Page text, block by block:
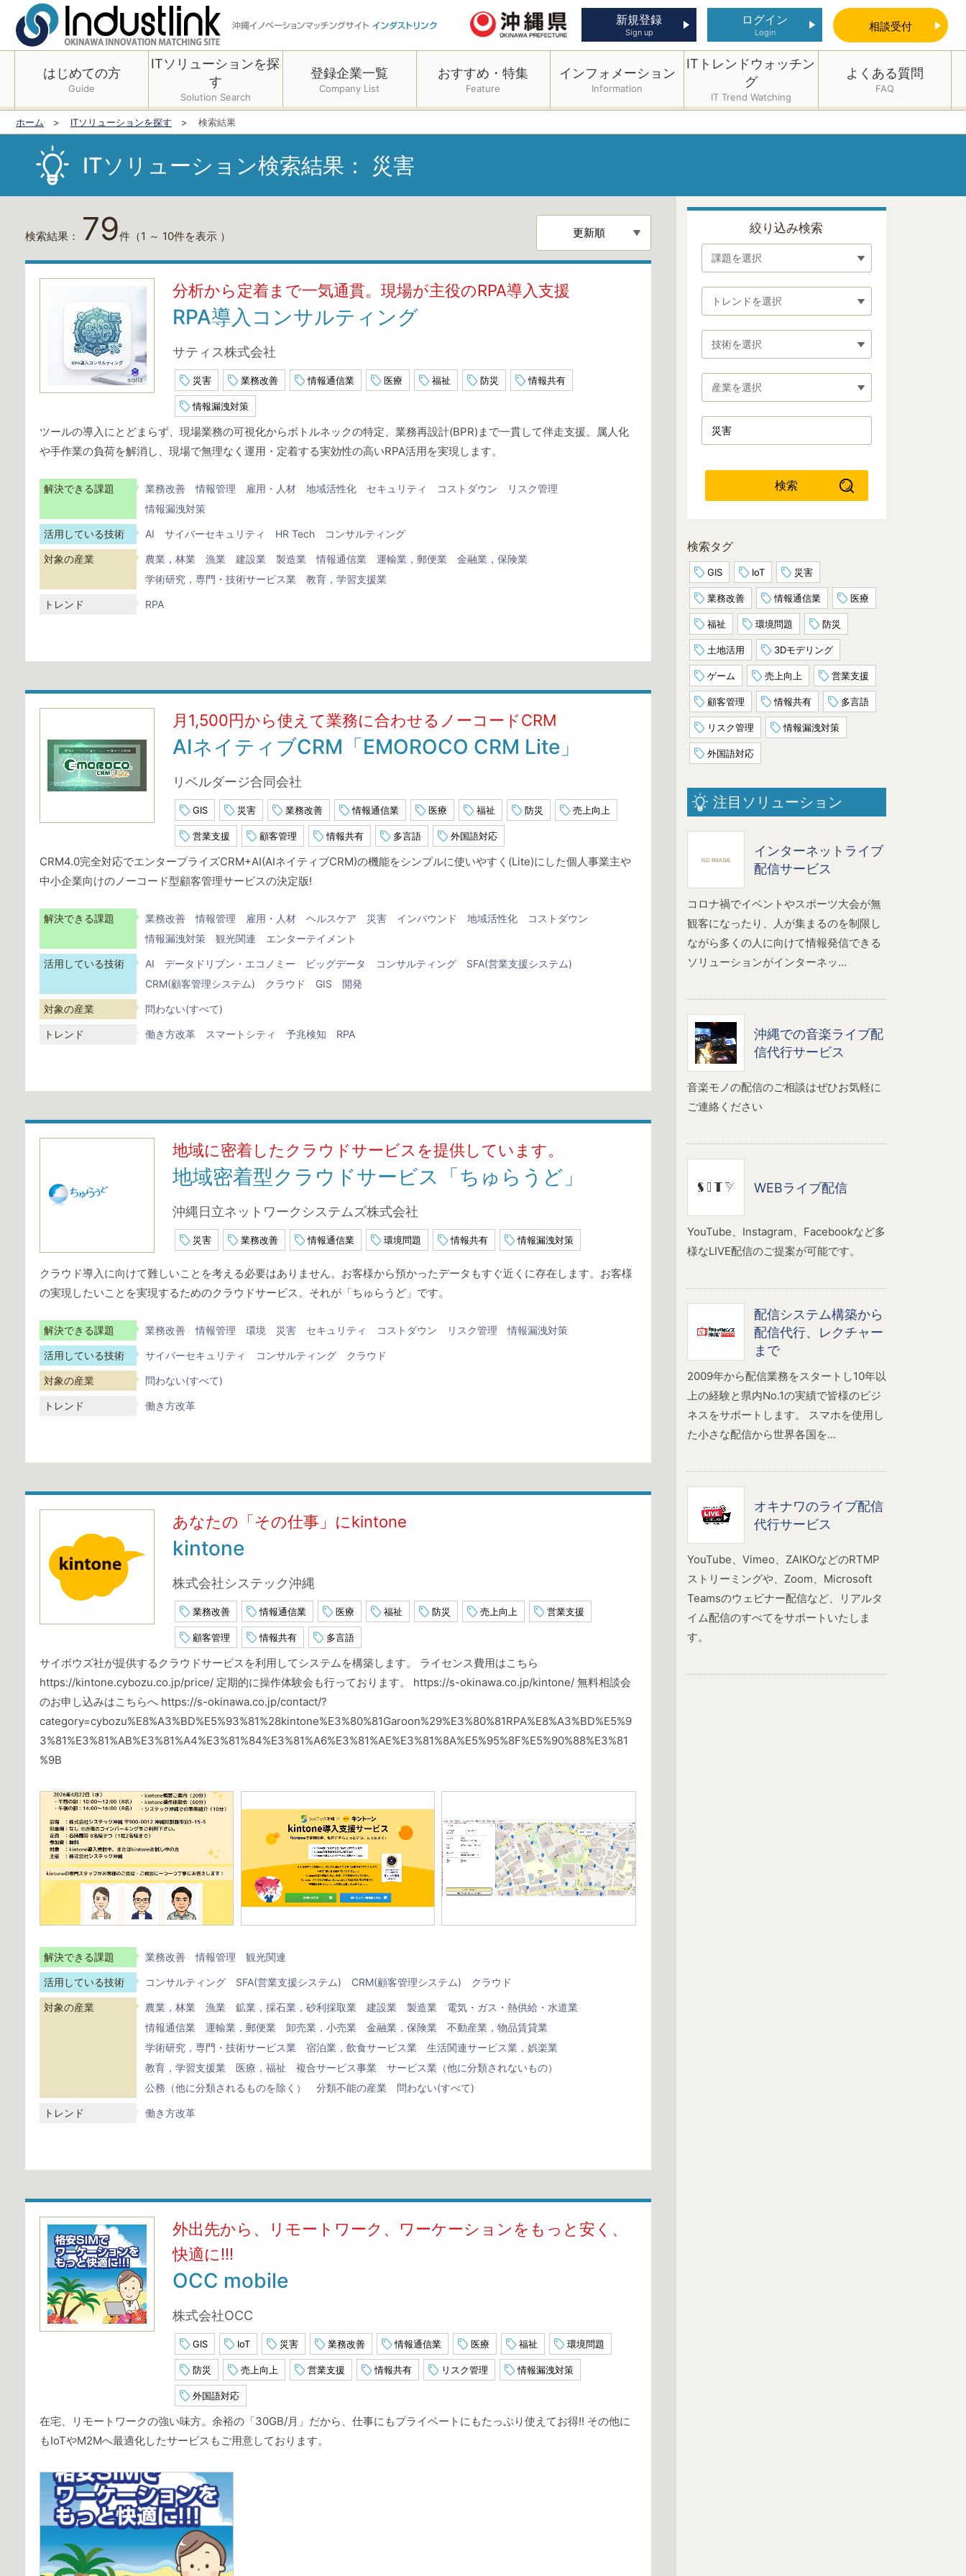
新規登録
Sign up
ログイン
Login 相談受付
はじめての方
Guide
ITソリューションを探
す
Solution Search
登録企業一覧
Company List
おすすめ・特集
Feature
インフォメーション
Information
ITトレンドウォッチン
グ
IT Trend Watching
よくある質問
FAQ
ホーム ITソリューションを探す 検索結果
ITソリューション検索結果： 災害
検索結果： 79件 （1 ～ 10件を表示 ）
分析から定着まで一気通貫。現場が主役のRPA導入支援
RPA導入コンサルティング
サティス株式会社
災害 業務改善 情報通信業 医療 福祉 防災 情報共有
情報漏洩対策
ツールの導入にとどまらず、現場業務の可視化からボトルネックの特定、業務再設計(BPR)まで一貫して伴走支援。属人化
や手作業の負荷を解消し、現場で無理なく運用・定着する実効性の高いRPA活用を実現します。
解決できる課題 業務改善 情報管理 雇用・人材 地域活性化 セキュリティ コストダウン
リスク管理
情報漏洩対策
活用している技術 AI サイバーセキュリティ HR Tech コンサルティング
対象の産業 農業，林業 漁業 建設業 製造業 情報通信業 運輸業，郵便業
金融業，保険業
学術研究，専門・技術サービス業
教育，学習支援業
トレンド RPA
月1,500円から使えて業務に合わせるノーコードCRM
AIネイティブCRM「EMOROCO CRM Lite」
リベルダージ合同会社
GIS 災害 業務改善 情報通信業 医療 福祉 防災 売上向上
営業支援 顧客管理 情報共有 多言語 外国語対応
CRM4.0完全対応でエンタープライズCRM+AI(AIネイティブCRM)の機能をシンプルに使いやすく(Lite)にした個人事業主や
中小企業向けのノーコード型顧客管理サービスの決定版!
解決できる課題 業務改善 情報管理 雇用・人材 ヘルスケア 災害 インバウンド 地域活性化
コストダウン
情報漏洩対策
観光関連 エンターテイメント
活用している技術 AI データドリブン・エコノミー ビッグデータ コンサルティング
SFA(営業支援システム)
CRM(顧客管理システム)
クラウド GIS 開発
対象の産業 問わない(すべて)
トレンド 働き方改革 スマートシティ 予兆検知 RPA
地域に密着したクラウドサービスを提供しています。
地域密着型クラウドサービス「ちゅらうど」
沖縄日立ネットワークシステムズ株式会社
災害 業務改善 情報通信業 環境問題 情報共有 情報漏洩対策
クラウド導入に向けて難しいことを考える必要はありません。お客様から預かったデータもすぐ近くに存在します。お客様
の実現したいことを実現するためのクラウドサービス。それが「ちゅらうど」です。
解決できる課題 業務改善 情報管理 環境 災害 セキュリティ コストダウン リスク管理 情報漏洩対策
活用している技術 サイバーセキュリティ コンサルティング クラウド
対象の産業 問わない(すべて)
トレンド 働き方改革
あなたの「その仕事」にkintone
kintone
株式会社システック沖縄
業務改善 情報通信業 医療 福祉 防災 売上向上 営業支援
顧客管理 情報共有 多言語
サイボウズ社が提供するクラウドサービスを利用してシステムを構築します。 ライセンス費用はこちら
https://kintone.cybozu.co.jp/price/ 定期的に操作体験会も行っております。 https://s-okinawa.co.jp/kintone/ 無料相談会
のお申し込みはこちらへ https://s-okinawa.co.jp/contact/?
category=cybozu%E8%A3%BD%E5%93%81%28kintone%E3%80%81Garoon%29%E3%80%81RPA%E8%A3%BD%E5%9
3%81%E3%81%AB%E3%81%A4%E3%81%84%E3%81%A6%E3%81%AE%E3%81%8A%E5%95%8F%E5%90%88%E3%81
%9B
解決できる課題 業務改善 情報管理 観光関連
活用している技術 コンサルティング SFA(営業支援システム) CRM(顧客管理システム) クラウド
対象の産業 農業，林業 漁業 鉱業，採石業，砂利採取業 建設業 製造業
電気・ガス・熱供給・水道業
情報通信業
運輸業，郵便業 卸売業，小売業 金融業，保険業
不動産業，物品賃貸業
学術研究，専門・技術サービス業
宿泊業，飲食サービス業
生活関連サービス業，娯楽業
教育，学習支援業
医療，福祉 複合サービス事業
サービス業（他に分類されないもの）
公務（他に分類されるものを除く）
分類不能の産業 問わない(すべて)
トレンド 働き方改革
外出先から、リモートワーク、ワーケーションをもっと安く、
快適に!!!
OCC mobile
株式会社OCC
GIS IoT 災害 業務改善 情報通信業 医療 福祉 環境問題
防災 売上向上 営業支援 情報共有 リスク管理 情報漏洩対策
外国語対応
在宅、リモートワークの強い味方。余裕の「30GB/月」だから、仕事にもプライベートにもたっぷり使えてお得!! その他に
もIoTやM2Mへ最適化したサービスもご用意しております。
絞り込み検索
課題を選択
トレンドを選択
技術を選択
産業を選択
検索
検索タグ
GIS IoT 災害
業務改善 情報通信業 医療
福祉 環境問題 防災
土地活用 3Dモデリング
ゲーム 売上向上 営業支援
顧客管理 情報共有 多言語
リスク管理 情報漏洩対策
外国語対応
注目ソリューション
インターネットライブ
配信サービス
コロナ禍でイベントやスポーツ大会が無
観客になったり、人が集まるのを制限し
ながら多くの人に向けて情報発信できる
ソリューションがインターネッ...
沖縄での音楽ライブ配
信代行サービス
音楽モノの配信のご相談はぜひお気軽に
ご連絡ください
WEBライブ配信
YouTube、Instagram、Facebookなど多
様なLIVE配信のご提案が可能です。
配信システム構築から
配信代行、レクチャー
まで
2009年から配信業務をスタートし10年以
上の経験と県内No.1の実績で皆様のビジ
ネスをサポートします。 スマホを使用し
た小さな配信から世界各国を...
オキナワのライブ配信
代行サービス
YouTube、Vimeo、ZAIKOなどのRTMP
ストリーミングや、Zoom、Microsoft
Teamsのウェビナー配信など、リアルタ
イム配信のすべてをサポートいたしま
す。